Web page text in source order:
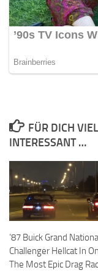
FÜR DICH
INTERESSANT …
’87 Buick Grand
Challenger Hellcat In
The Most Epic Drag